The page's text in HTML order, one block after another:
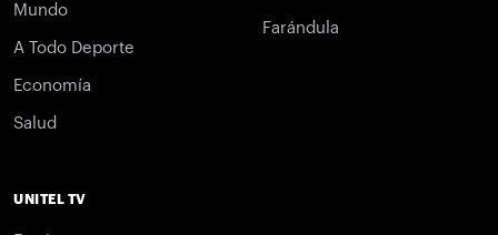
Mundo
A Todo Deporte
Economía
Salud
Farándula
UNITEL TV